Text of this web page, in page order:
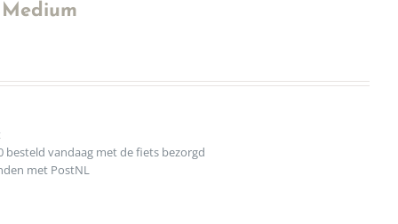
besteld vandaag met de fiets bezorgd
met PostNL